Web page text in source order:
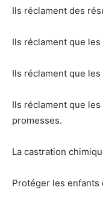
Ils réclament des
Ils réclament que
Ils réclament que
Ils réclament que
promesses.
La castration
Protéger les